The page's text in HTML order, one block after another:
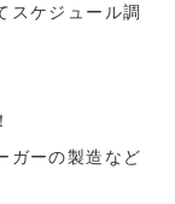
スケジュール調
ガーの製造など